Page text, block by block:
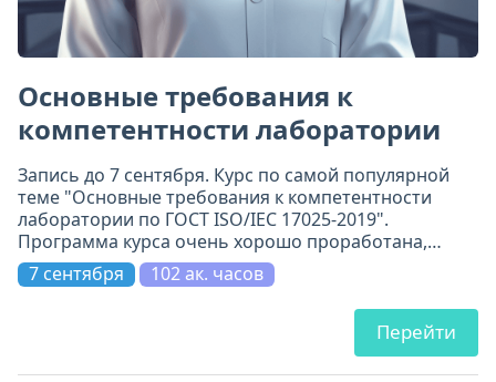
Основные требования к
компетентности лаборатории
Запись до 7 сентября. Курс по самой популярной
теме "Основные требования к компетентности
лаборатории по ГОСТ ISO/IEC 17025-2019".
Программа курса очень хорошо проработана,
включает 11 модулей. Всё по делу и на самом
высоком уровне.
7 сентября 102 ак. часов
Перейти